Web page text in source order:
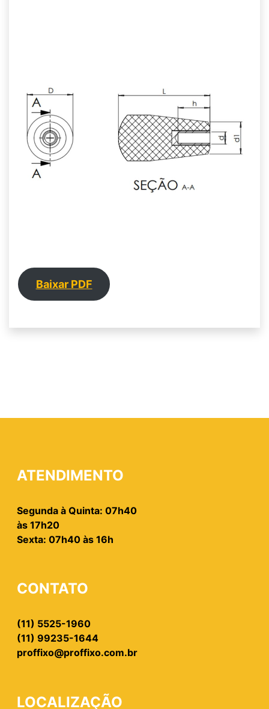
Baixar PDF
ATENDIMENTO
Segunda à Quinta: 07h40
às 17h20
Sexta: 07h40 às 16h
CONTATO
(11) 5525-1960
(11) 99235-1644
proffixo@proffixo.com.br
LOCALIZAÇÃO